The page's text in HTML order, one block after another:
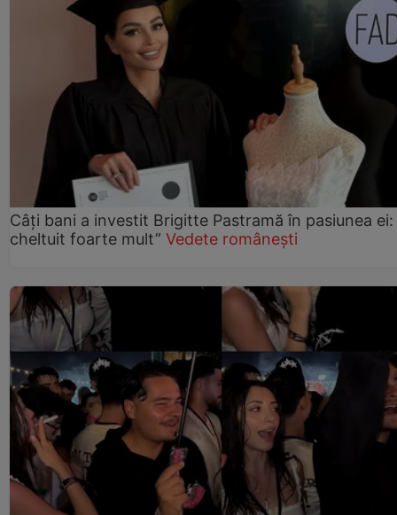
Câți bani a investit Brigitte Pastramă în pasiunea ei:
cheltuit foarte mult” Vedete românești